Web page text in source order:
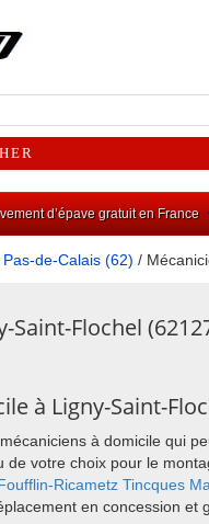
d’épave gratuit en France
de-Calais (62) /
Saint-Flochel
à Ligny-Saint-
à domicile qui
votre choix pour le
Ricametz Tincques
en concession et